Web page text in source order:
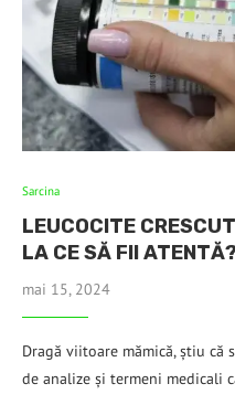
Sarcina
LEUCOCITE
LA CE SĂ FII
mai 15, 2024
Dragă viitoare mămică, știu că
de analize și termeni medicali